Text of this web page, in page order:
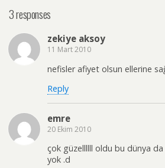
3 responses
zekiye aksoy
11 Mart 2010
nefisler afiyet olsun ellerine
Reply
emre
20 Ekim 2010
çok güzellllll oldu bu dünya
yok .d